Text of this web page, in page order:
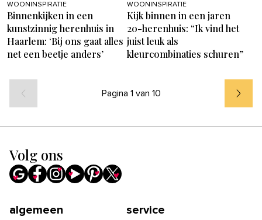
WOONINSPIRATIE
Binnenkijken in een
kunstzinnig herenhuis in
Haarlem: ‘Bij ons gaat alles
net een beetje anders’
WOONINSPIRATIE
Kijk binnen in een jaren
20-herenhuis: “Ik vind het
juist leuk als
kleurcombinaties schuren”
Pagina 1 van 10
Volg ons
algemeen
service